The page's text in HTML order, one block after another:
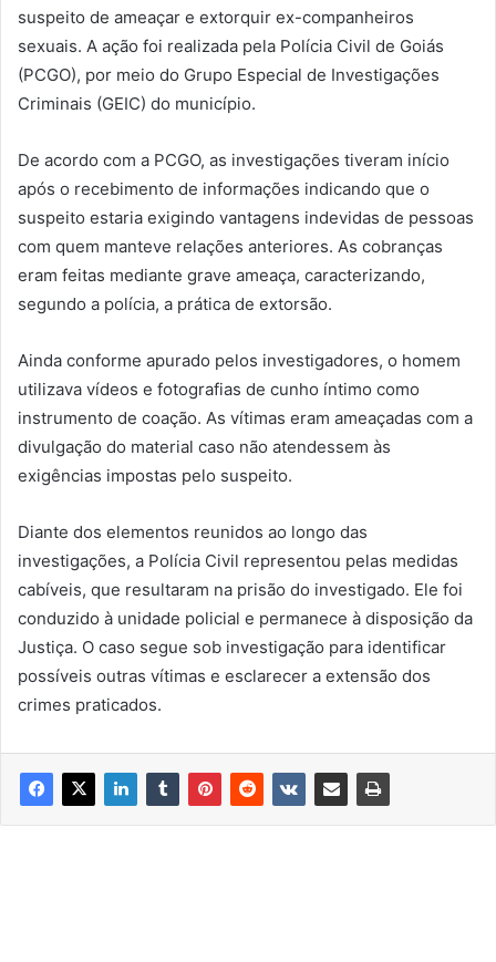
suspeito de ameaçar e extorquir ex-companheiros
sexuais. A ação foi realizada pela Polícia Civil de Goiás
(PCGO), por meio do Grupo Especial de Investigações
Criminais (GEIC) do município.
De acordo com a PCGO, as investigações tiveram início
após o recebimento de informações indicando que o
suspeito estaria exigindo vantagens indevidas de pessoas
com quem manteve relações anteriores. As cobranças
eram feitas mediante grave ameaça, caracterizando,
segundo a polícia, a prática de extorsão.
Ainda conforme apurado pelos investigadores, o homem
utilizava vídeos e fotografias de cunho íntimo como
instrumento de coação. As vítimas eram ameaçadas com a
divulgação do material caso não atendessem às
exigências impostas pelo suspeito.
Diante dos elementos reunidos ao longo das
investigações, a Polícia Civil representou pelas medidas
cabíveis, que resultaram na prisão do investigado. Ele foi
conduzido à unidade policial e permanece à disposição da
Justiça. O caso segue sob investigação para identificar
possíveis outras vítimas e esclarecer a extensão dos
crimes praticados.